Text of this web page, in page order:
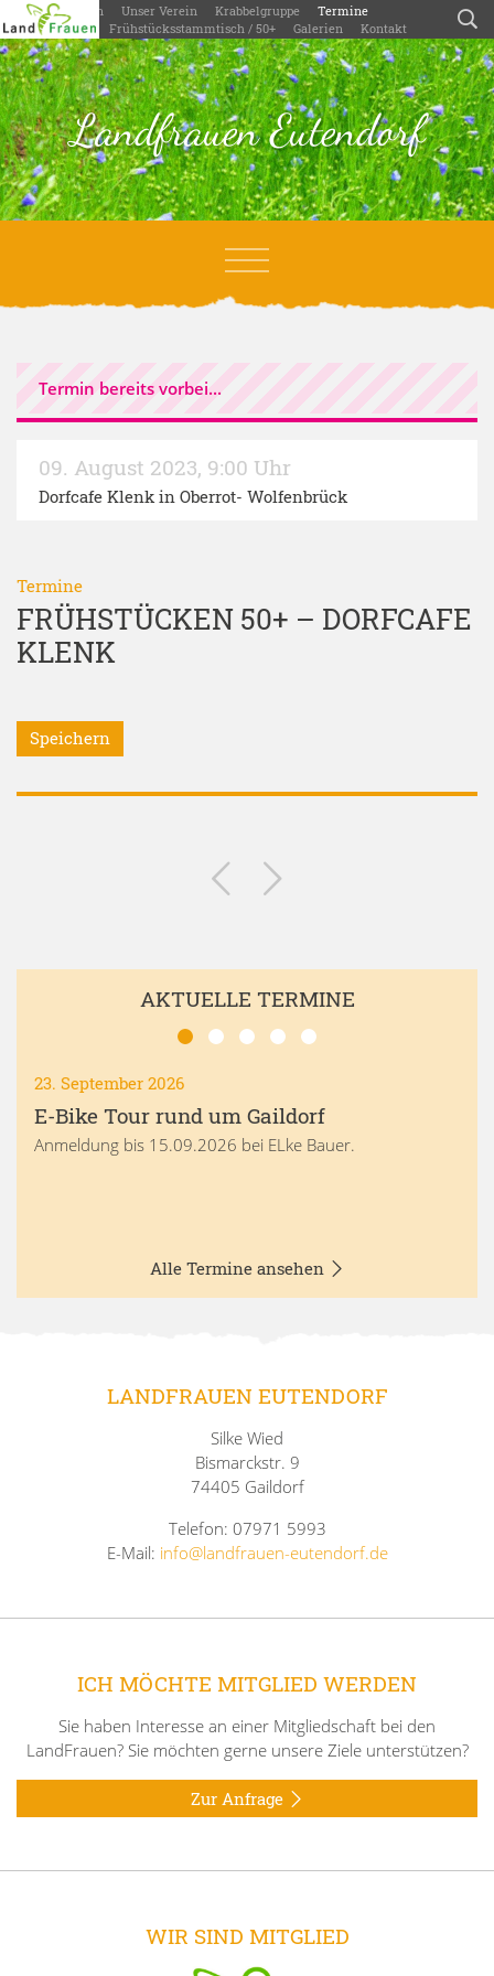
Willkommen Unser Verein Krabbelgruppe
Termine
Aktivitäten
Frühstücksstammtisch / 50+ Galerien Kontakt
Landfrauen Eutendorf
Termin bereits vorbei...
09. August 2023, 9:00 Uhr
Dorfcafe Klenk in Oberrot- Wolfenbrück
Termine
FRÜHSTÜCKEN 50+ – DORFCAFE
KLENK
Speichern
AKTUELLE TERMINE
23. September 2026
E-Bike Tour rund um Gaildorf
Anmeldung bis 15.09.2026 bei ELke Bauer.
Alle Termine ansehen
LANDFRAUEN EUTENDORF
Silke Wied
Bismarckstr. 9
74405 Gaildorf
Telefon: 07971 5993
E-Mail: info@landfrauen-eutendorf.de
ICH MÖCHTE MITGLIED WERDEN
Sie haben Interesse an einer Mitgliedschaft bei den
LandFrauen? Sie möchten gerne unsere Ziele unterstützen?
Zur Anfrage
WIR SIND MITGLIED